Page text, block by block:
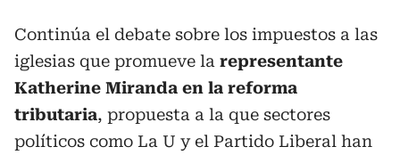
Continúa el debate sobre los impuestos a las
iglesias que promueve la representante
Katherine Miranda en la reforma
tributaria, propuesta a la que sectores
políticos como La U y el Partido Liberal han